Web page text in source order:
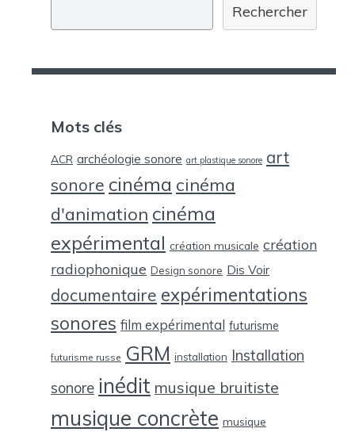
Rechercher
Mots clés
ACR archéologie sonore art plastique sonore art
sonore cinéma cinéma
d'animation cinéma
expérimental création musicale création
radiophonique Design sonore Dis Voir
documentaire expérimentations
sonores film expérimental futurisme
futurisme russe GRM installation Installation
sonore inédit musique bruitiste
musique concrète musique